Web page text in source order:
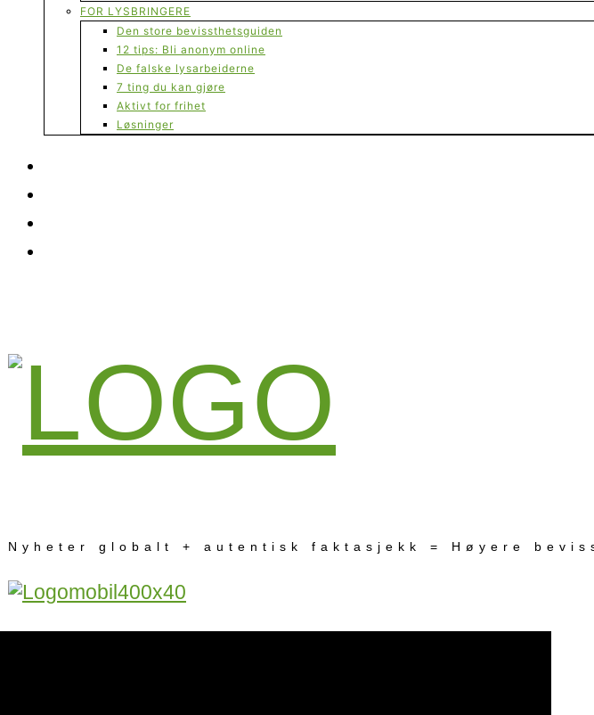
FOR LYSBRINGERE
Den store bevissthetsguiden
12 tips: Bli anonym online
De falske lysarbeiderne
7 ting du kan gjøre
Aktivt for frihet
Løsninger
Nyheter globalt + autentisk faktasjekk = Høyere